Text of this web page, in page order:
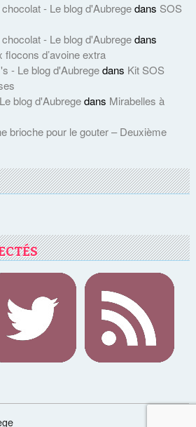
- Le blog d'Aubregedans SOS
- Le blog d'Aubregedans
d’avoine extra
- Le blog d'Aubregedans Kit SOS
blog d'Aubregedans Mirabelles à
brioche pour le gouter – Deuxième